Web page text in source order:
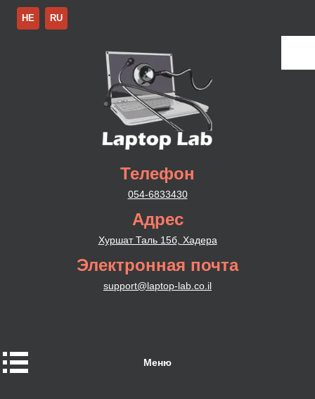
HE RU
Телефон
054-6833430
Адрес
Хуршат Таль 15б, Хадера
Электронная почта
support@laptop-lab.co.il
Меню